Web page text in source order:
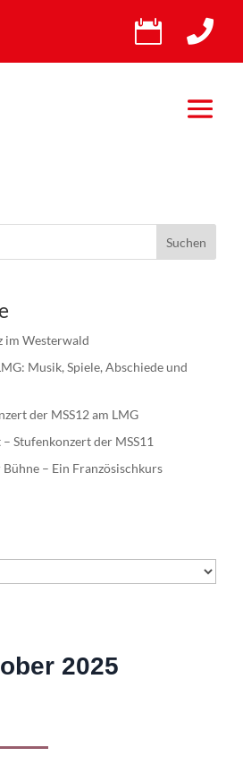
 
Suchen
im Westerwald
Musik, Spiele, Abschiede und
der MSS12 am LMG
Stufenkonzert der MSS11
Bühne – Ein Französischkurs
2025